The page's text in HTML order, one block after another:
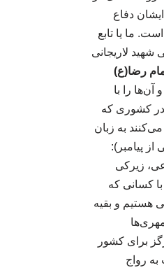
دفاع
ما یا تابع
شهید لاریجانی
رضا(ع)
را با
نیست در کشوری که
به زبان
بود. ۲. مدارا با مردم (سنتی از پیامبر):
زیرکی
کسانی که
هستیم و بقیه
برای کشور
به رواج